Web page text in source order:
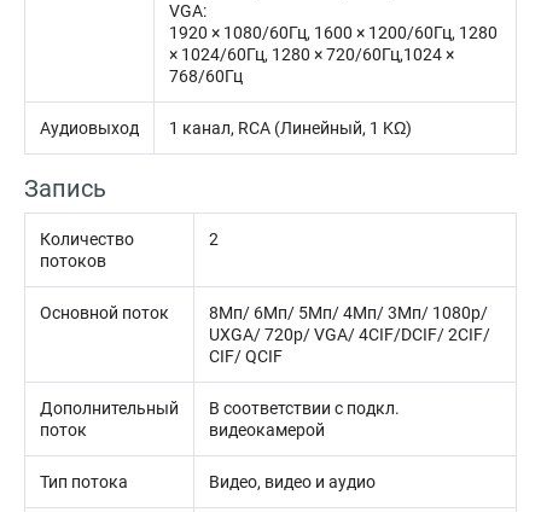
VGA:
1920 × 1080/60Гц, 1600 × 1200/60Гц, 1280
× 1024/60Гц, 1280 × 720/60Гц,1024 ×
768/60Гц
Аудиовыход 1 канал, RCA (Линейный, 1 KΩ)
Запись
Количество
потоков
2
Основной поток
8Мп/ 6Мп/ 5Мп/ 4Мп/ 3Мп/ 1080p/
UXGA/ 720p/ VGA/ 4CIF/DCIF/ 2CIF/
CIF/ QCIF
Дополнительный
поток
В соответствии с подкл.
видеокамерой
Тип потока Видео, видео и аудио